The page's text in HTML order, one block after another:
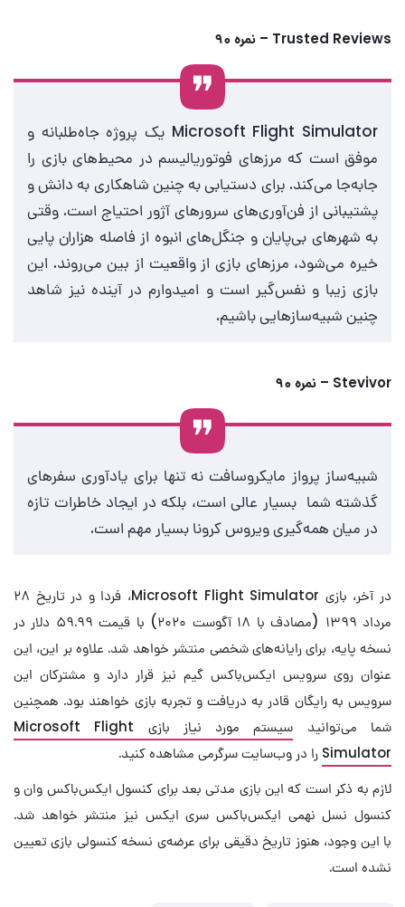
Trusted Reviews – نمره ۹۰
Microsoft Flight Simulator یک پروژه جاه‌طلبانه و
موفق است که مرزهای فوتوریالیسم در محیط‌های بازی را
جابه‌جا می‌کند. برای دستیابی به چنین شاهکاری به دانش و
پشتیبانی از فن‌آوری‌های سرورهای آژور احتیاج است. وقتی
به شهرهای بی‌پایان و جنگل‌های انبوه از فاصله هزاران پایی
خیره می‌شود، مرزهای بازی از واقعیت از بین می‌روند. این
بازی زیبا و نفس‌گیر است و امیدوارم در آینده نیز شاهد
چنین شبیه‌سازهایی باشیم.
Stevivor – نمره ۹۰
شبیه‌ساز پرواز مایکروسافت نه تنها برای یادآوری سفرهای
گذشته شما بسیار عالی است، بلکه در ایجاد خاطرات تازه
در میان همه‌گیری ویروس کرونا بسیار مهم است.
در آخر، بازی Microsoft Flight Simulator، فردا و در تاریخ ۲۸
مرداد ۱۳۹۹ (مصادف با ۱۸ آگوست ۲۰۲۰) با قیمت ۵۹.۹۹ دلار در
نسخه پایه، برای رایانه‌های شخصی منتشر خواهد شد. علاوه بر این، این
عنوان روی سرویس ایکس‌باکس گیم نیز قرار دارد و مشترکان این
سرویس به رایگان قادر به دریافت و تجربه بازی خواهند بود. همچنین
شما می‌توانید
سیستم مورد نیاز بازی Microsoft Flight
Simulator را در وب‌سایت سرگرمی مشاهده کنید.
لازم به ذکر است که این بازی مدتی بعد برای کنسول ایکس‌باکس وان و
کنسول نسل نهمی ایکس‌باکس سری ایکس نیز منتشر خواهد شد.
با این وجود، هنوز تاریخ دقیقی برای عرضه‌ی نسخه کنسولی بازی تعیین
نشده است.